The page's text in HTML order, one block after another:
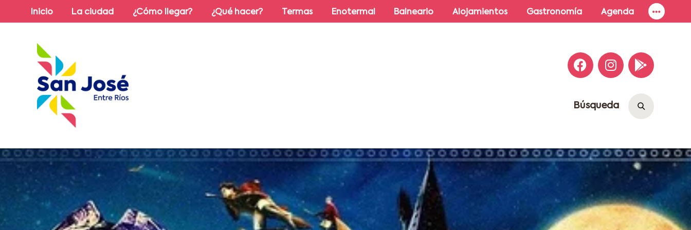
Inicio La ciudad ¿Cómo llegar? ¿Qué hacer? Termas Enotermal Balneario Alojamientos Gastronomía Agenda
Búsqueda